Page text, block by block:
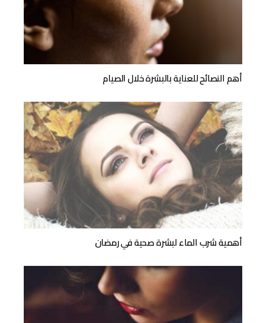
أهم النصائح للعناية بالبشرة خلال الصيام
أهمية شرب الماء لبشرة صحية في رمضان